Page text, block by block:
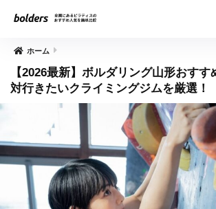
ホーム
【2026最新】ボルダリング山形おす
対行きたいクライミングジムを厳選！